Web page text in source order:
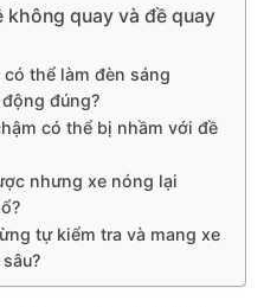
không quay và đề quay
thể làm đèn sáng
đúng?
có thể bị nhầm với đề
nhưng xe nóng lại
tự kiểm tra và mang xe